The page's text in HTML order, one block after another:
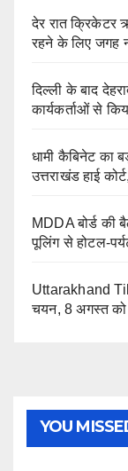
देर रात क्रिकेटर
रहने के लिए जगह
दिल्ली के बाद
कार्यकर्ताओं से
धामी कैबिनेट का
उत्तराखंड हाई
MDDA बोर्ड की
पूलिंग से होटल-
Uttarakhand
चयन, 8 अगस्त को
YOU